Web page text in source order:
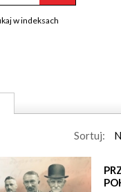
w indeksach
Sortuj: